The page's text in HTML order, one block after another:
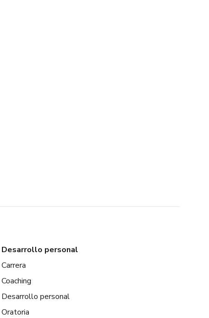
Desarrollo personal
Carrera
Coaching
Desarrollo personal
Oratoria